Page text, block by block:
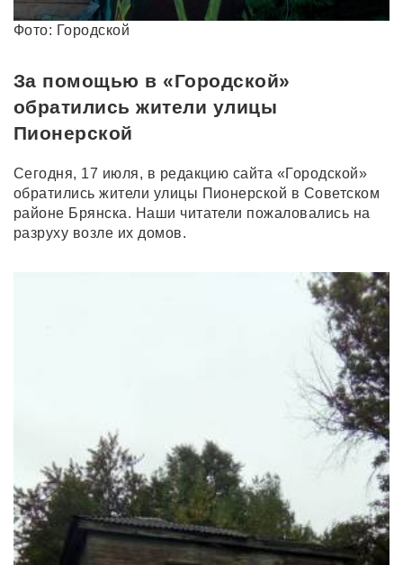
Фото: Городской
За помощью в «Городской»
обратились жители улицы
Пионерской
Сегодня, 17 июля, в редакцию сайта «Городской»
обратились жители улицы Пионерской в Советском
районе Брянска. Наши читатели пожаловались на
разруху возле их домов.